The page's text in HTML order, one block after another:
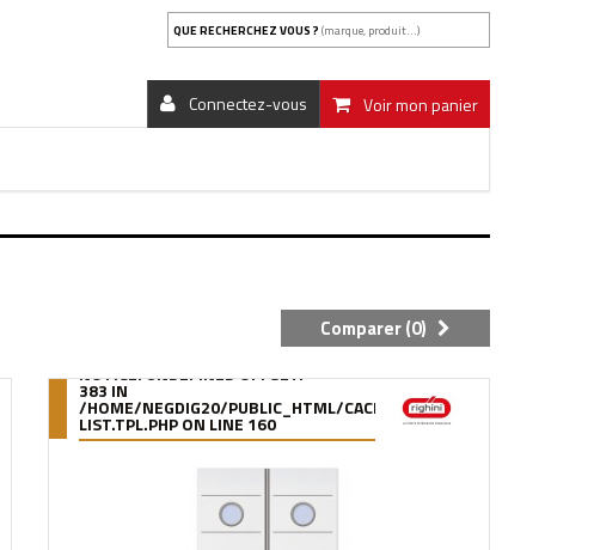
QUE RECHERCHEZ VOUS ? (marque, produit...)
Voir mon panier
Connectez-vous
Comparer (0)
95/39/DE/
NOTICE: UNDEFINED OFFSET:
383 IN
/HOME/NEGDIG20/PUBLIC_HTML/CACHE/SMARTY/COMPILE/
LIST.TPL.PHPON LINE 160